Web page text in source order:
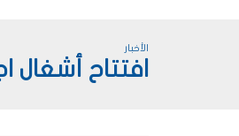
الأخبار
افتتاح أشغال